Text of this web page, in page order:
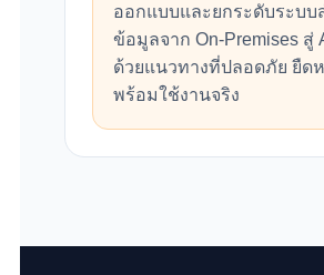
ออกแบบและยกระดับระบบ
ข้อมูลจาก On-Premises สู่
ด้วยแนวทางที่ปลอดภัย ยืด
พร้อมใช้งานจริง